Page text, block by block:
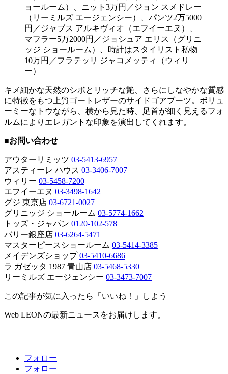
10万円／フラテッリ ジャコメッティ（ウィリ
ー）
キメ細かな天然のシボとリッチな艶、さらにしなやかな質感
に特徴をもつ上質ゴートレザーのサイドゴアブーツ。ボリュ
ーミーなトウながら、横から見た時、足首が細く見えるフォ
ルムによりエレガントな印象を演出してくれます。
■お問い合わせ
アウターリミッツ 03-5413-6957
アスティーレ ハウス 03-3406-7007
ウィリー 03-5458-7200
エフイーエヌ 03-3498-1642
グジ 東京店 03-6721-0027
グリニッジ ショールーム 03-5774-1662
トッズ・ジャパン 0120-102-578
バリー銀座店 03-6264-5471
マスターピースショールーム 03-5414-3385
メイデンズショップ03-5410-6686
ラ ガゼッタ 1987 青山店 03-5468-5330
リーミルズ エージェンシー 03-3473-7007
この記事が気に入ったら「いいね！」しよう
Web LEONの最新ニュースをお届けします。
フォロー
フォロー